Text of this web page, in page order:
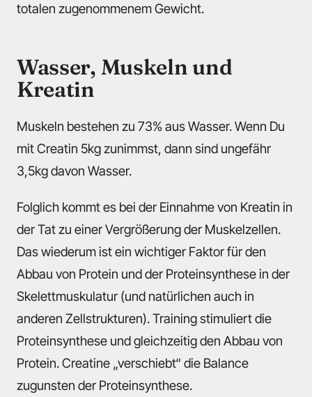
totalen zugenommenem Gewicht.
Wasser, Muskeln und
Kreatin
Muskeln bestehen zu 73% aus Wasser. Wenn Du
mit Creatin 5kg zunimmst, dann sind ungefähr
3,5kg davon Wasser.
Folglich kommt es bei der Einnahme von Kreatin in
der Tat zu einer Vergrößerung der Muskelzellen.
Das wiederum ist ein wichtiger Faktor für den
Abbau von Protein und der Proteinsynthese in der
Skelettmuskulatur (und natürlichen auch in
anderen Zellstrukturen). Training stimuliert die
Proteinsynthese und gleichzeitig den Abbau von
Protein. Creatine „verschiebt“ die Balance
zugunsten der Proteinsynthese.